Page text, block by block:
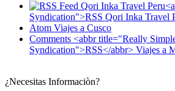
Syndication">RSS Qori Inka Travel
Atom Viajes a Cusco
Comments <abbr title="Really
Syndication">RSS</abbr> Viajes a
¿Necesitas Informaciòn?